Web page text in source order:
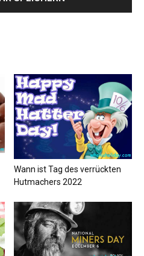
Wann ist Tag des verrückten
Hutmachers 2022